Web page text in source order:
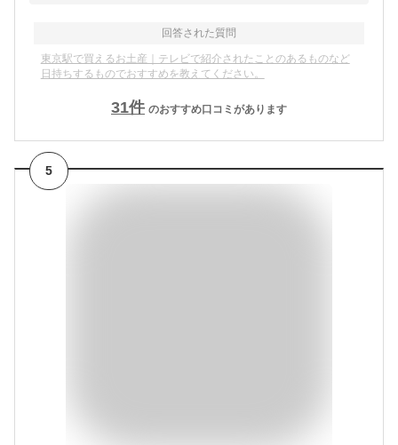
回答された質問
東京駅で買えるお土産｜テレビで紹介されたことのあるものなど
日持ちするものでおすすめを教えてください。
31件 のおすすめ口コミがあります
5